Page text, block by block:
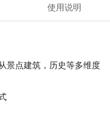
使用说明
景点建筑，历史等多维度